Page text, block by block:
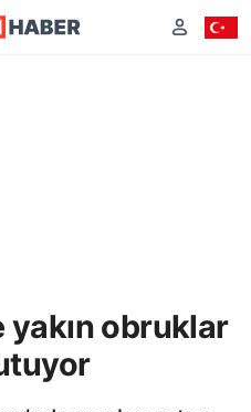
yakın obruklar